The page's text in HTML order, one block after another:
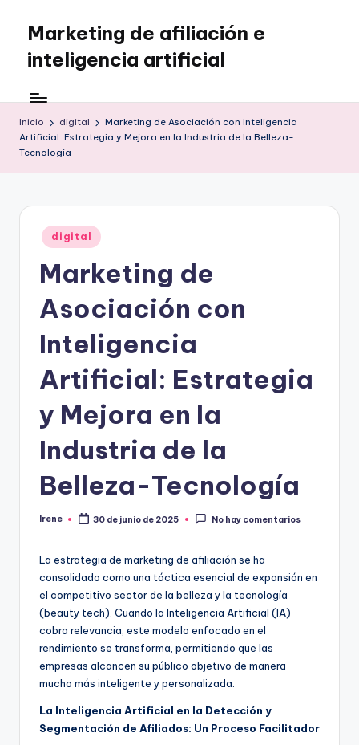
Saltar
contenido
Marketing de afiliación e
inteligencia artificial
Inicio digital
Marketing de Asociación con Inteligencia
Artificial: Estrategia y Mejora en la Industria de la Belleza-
Tecnología
Publicado
en
digital
Marketing de
Asociación con
Inteligencia
Artificial: Estrategia
y Mejora en la
Industria de la
Belleza-Tecnología
Publicado
Irene 30 de junio de 2025 No hay comentarios
La estrategia de marketing de afiliación se ha
consolidado como una táctica esencial de expansión en
el competitivo sector de la belleza y la tecnología
(beauty tech). Cuando la Inteligencia Artificial (IA)
cobra relevancia, este modelo enfocado en el
rendimiento se transforma, permitiendo que las
empresas alcancen su público objetivo de manera
mucho más inteligente y personalizada.
La Inteligencia Artificial en la Detección y
Segmentación de Afiliados: Un Proceso Facilitador